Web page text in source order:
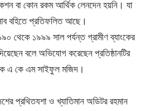
বা কোন রকম আর্থিক লেনদেন হয়নি। যা
বহিতে প্রতিফলিত আছে।
১৯৯৯ সাল পর্যন্ত গ্রামীণ ব্যাংকের
বলে অভিযোগ করেছেন প্রতিষ্ঠানটির
এ কে এম সাইফুল মজিদ।
প্রথিতযশা ও খ্যাতিমান অডিটর রহমান